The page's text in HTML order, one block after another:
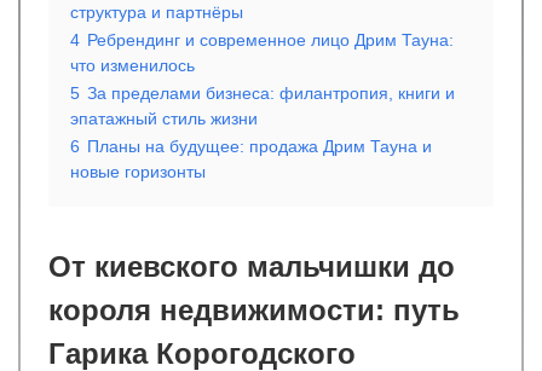
структура и партнёры
4 Ребрендинг и современное лицо Дрим Тауна:
что изменилось
5 За пределами бизнеса: филантропия, книги и
эпатажный стиль жизни
6 Планы на будущее: продажа Дрим Тауна и
новые горизонты
От киевского мальчишки до
короля недвижимости: путь
Гарика Корогодского